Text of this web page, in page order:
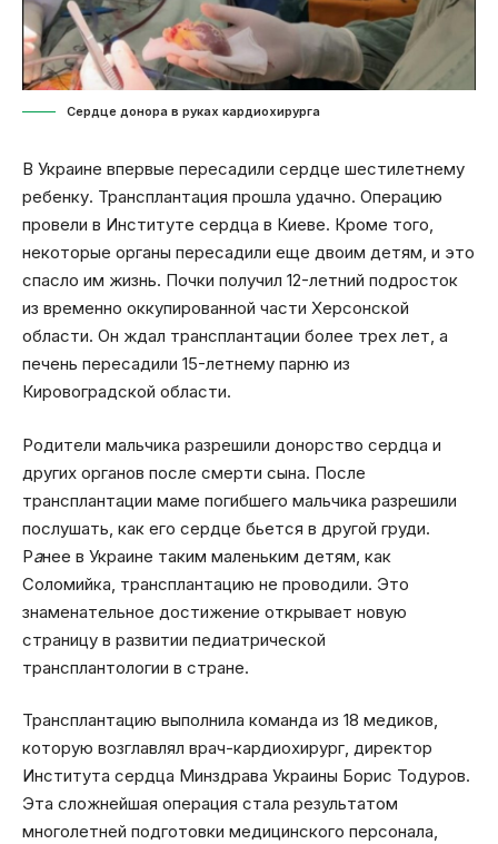
Сердце донора в руках кардиохирурга
В Украине впервые пересадили сердце шестилетнему
ребенку. Трансплантация прошла удачно. Операцию
провели в Институте сердца в Киеве. Кроме того,
некоторые органы пересадили еще двоим детям, и это
спасло им жизнь. Почки получил 12-летний подросток
из временно оккупированной части Херсонской
области. Он ждал трансплантации более трех лет, а
печень пересадили 15-летнему парню из
Кировоградской области.
Родители мальчика разрешили донорство сердца и
других органов после смерти сына. После
трансплантации маме погибшего мальчика разрешили
послушать, как его сердце бьется в другой груди.
Ранее в Украине таким маленьким детям, как
Соломийка, трансплантацию не проводили. Это
знаменательное достижение открывает новую
страницу в развитии педиатрической
трансплантологии в стране.
Трансплантацию выполнила команда из 18 медиков,
которую возглавлял врач-кардиохирург, директор
Института сердца Минздрава Украины Борис Тодуров.
Эта сложнейшая операция стала результатом
многолетней подготовки медицинского персонала,